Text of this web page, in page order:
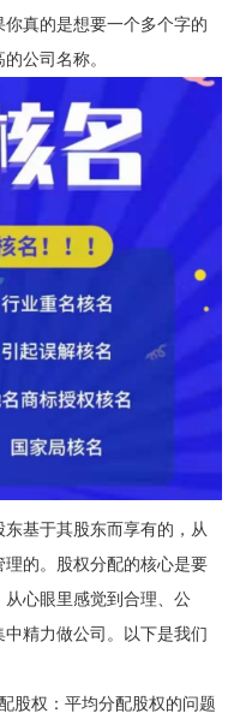
真的是想要一个多个字的
公司名称。
基于其股东而享有的，从
的。股权分配的核心是要
心眼里感觉到合理、公
精力做公司。以下是我们
股权：平均分配股权的问题